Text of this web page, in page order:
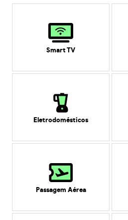
Smart TV
Eletrodomésticos
Passagem Aérea